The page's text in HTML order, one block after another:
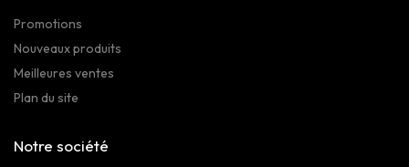
Promotions
Nouveaux produits
Meilleures ventes
Plan du site
Notre société